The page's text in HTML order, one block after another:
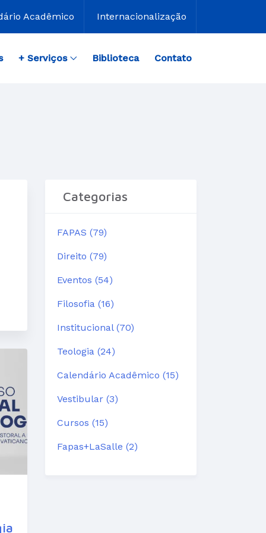
Acadêmico Internacionalização
+ Serviços Biblioteca Contato
Categorias
FAPAS (79)
Direito (79)
Eventos (54)
Filosofia (16)
Institucional (70)
Teologia (24)
Calendário Acadêmico (15)
Vestibular (3)
Cursos (15)
Fapas+LaSalle (2)